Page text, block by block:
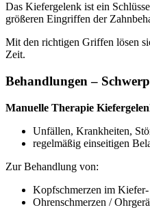
Das Kiefergelenk ist ein
größeren Eingriffen der
Mit den richtigen Griffen lösen
Zeit.
Behandlungen –
Manuelle Therapie
Unfällen, Krankheiten,
regelmäßig einseitigen
Zur Behandlung von:
Kopfschmerzen im Kiefer-
Ohrenschmerzen /